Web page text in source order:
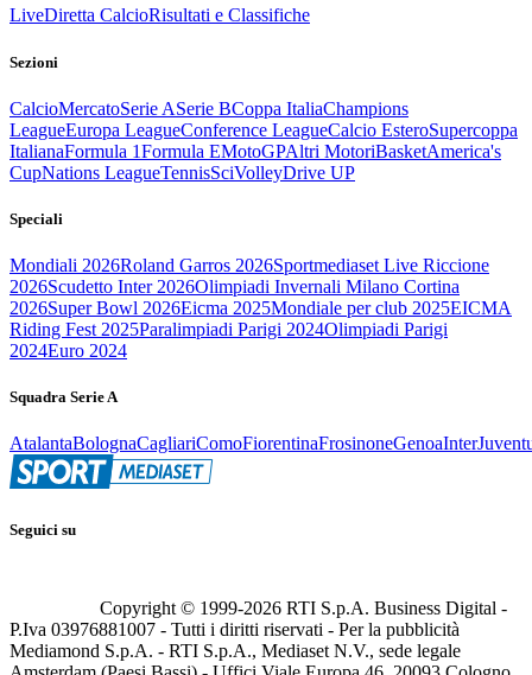
LiveDiretta CalcioRisultati e Classifiche
Sezioni
CalcioMercatoSerie ASerie BCoppa ItaliaChampions
LeagueEuropa LeagueConference LeagueCalcio EsteroSupercoppa
ItalianaFormula 1Formula EMotoGPAltri MotoriBasketAmerica's
CupNations LeagueTennisSciVolleyDrive UP
Speciali
Mondiali 2026Roland Garros 2026Sportmediaset Live Riccione
2026Scudetto Inter 2026Olimpiadi Invernali Milano Cortina
2026Super Bowl 2026Eicma 2025Mondiale per club 2025EICMA
Riding Fest 2025Paralimpiadi Parigi 2024Olimpiadi Parigi
2024Euro 2024
Squadra Serie A
AtalantaBolognaCagliariComoFiorentinaFrosinoneGenoaInter
Seguici su
Copyright © 1999-2026 RTI S.p.A. Business Digital -
P.Iva 03976881007 - Tutti i diritti riservati - Per la pubblicità
Mediamond S.p.A. - RTI S.p.A., Mediaset N.V., sede legale